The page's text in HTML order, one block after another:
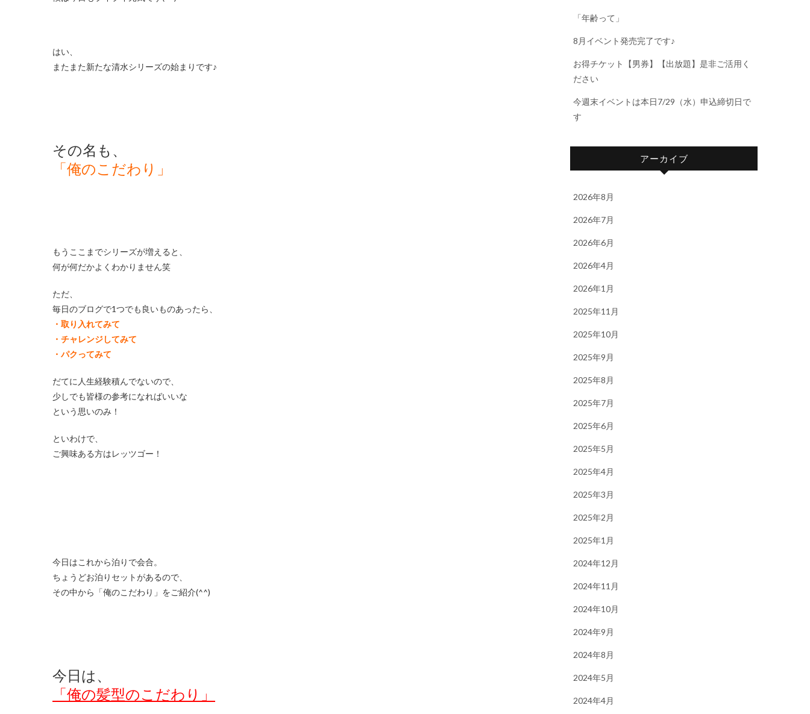
はい、
またまた新たな清水シリーズの始まりです♪
その名も、
「俺のこだわり」
もうここまでシリーズが増えると、
何が何だかよくわかりません笑
ただ、
毎日のブログで1つでも良いものあったら、
・取り入れてみて
・チャレンジしてみて
・パクってみて
だてに人生経験積んでないので、
少しでも皆様の参考になればいいな
という思いのみ！
といわけで、
ご興味ある方はレッツゴー！
今日はこれから泊りで会合。
ちょうどお泊りセットがあるので、
その中から「俺のこだわり」をご紹介(^^)
今日は、
「俺の髪型のこだわり」
「年齢って」
8月イベント発売完了です♪
お得チケット【男券】【出放題】是非ご活用く
ださい
今週末イベントは本日7/29（水）申込締切日で
す
アーカイブ
2026年8月
2026年7月
2026年6月
2026年4月
2026年1月
2025年11月
2025年10月
2025年9月
2025年8月
2025年7月
2025年6月
2025年5月
2025年4月
2025年3月
2025年2月
2025年1月
2024年12月
2024年11月
2024年10月
2024年9月
2024年8月
2024年5月
2024年4月